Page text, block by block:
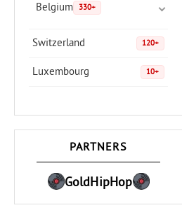
Belgium 330+
Switzerland 120+
Luxembourg 10+
PARTNERS
GoldHipHop